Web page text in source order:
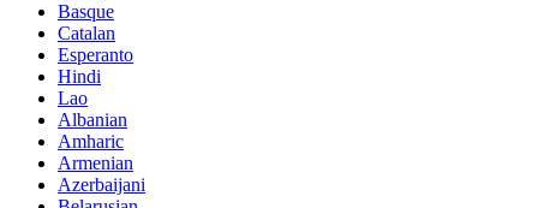
Basque
Catalan
Esperanto
Hindi
Lao
Albanian
Amharic
Armenian
Azerbaijani